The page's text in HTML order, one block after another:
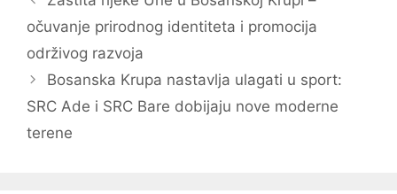
objava
očuvanje prirodnog identiteta i promocija
održivog razvoja
Bosanska Krupa nastavlja ulagati u sport:
SRC Ade i SRC Bare dobijaju nove moderne
terene